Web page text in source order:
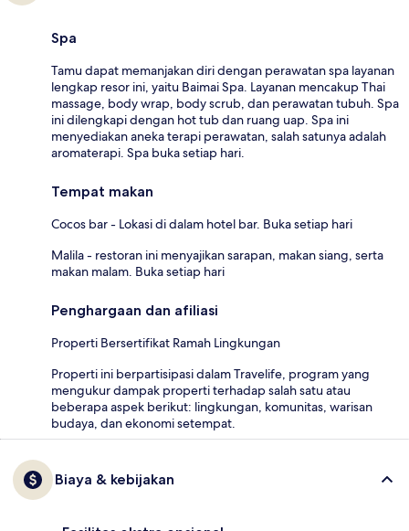
Spa
Tamu dapat memanjakan diri dengan perawatan spa layanan
lengkap resor ini, yaitu Baimai Spa. Layanan mencakup Thai
massage, body wrap, body scrub, dan perawatan tubuh. Spa
ini dilengkapi dengan hot tub dan ruang uap. Spa ini
menyediakan aneka terapi perawatan, salah satunya adalah
aromaterapi. Spa buka setiap hari.
Tempat makan
Cocos bar - Lokasi di dalam hotel bar. Buka setiap hari
Malila - restoran ini menyajikan sarapan, makan siang, serta
makan malam. Buka setiap hari
Penghargaan dan afiliasi
Properti Bersertifikat Ramah Lingkungan
Properti ini berpartisipasi dalam Travelife, program yang
mengukur dampak properti terhadap salah satu atau
beberapa aspek berikut: lingkungan, komunitas, warisan
budaya, dan ekonomi setempat.
Biaya & kebijakan